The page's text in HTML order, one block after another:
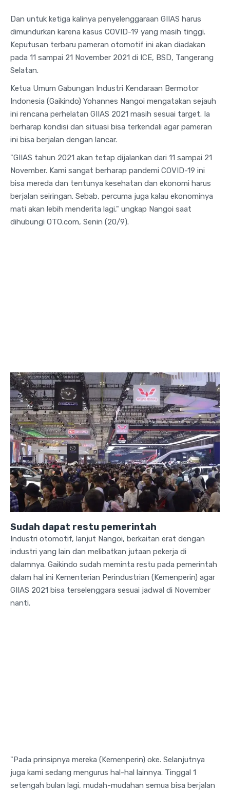
Dan untuk ketiga kalinya penyelenggaraan GIIAS harus
dimundurkan karena kasus COVID-19 yang masih tinggi.
Keputusan terbaru pameran otomotif ini akan diadakan
pada 11 sampai 21 November 2021 di ICE, BSD, Tangerang
Selatan.
Ketua Umum Gabungan Industri Kendaraan Bermotor
Indonesia (Gaikindo) Yohannes Nangoi mengatakan sejauh
ini rencana perhelatan GIIAS 2021 masih sesuai target. Ia
berharap kondisi dan situasi bisa terkendali agar pameran
ini bisa berjalan dengan lancar.
"GIIAS tahun 2021 akan tetap dijalankan dari 11 sampai 21
November. Kami sangat berharap pandemi COVID-19 ini
bisa mereda dan tentunya kesehatan dan ekonomi harus
berjalan seiringan. Sebab, percuma juga kalau ekonominya
mati akan lebih menderita lagi," ungkap Nangoi saat
dihubungi OTO.com, Senin (20/9).
Sudah dapat restu pemerintah
Industri otomotif, lanjut Nangoi, berkaitan erat dengan
industri yang lain dan melibatkan jutaan pekerja di
dalamnya. Gaikindo sudah meminta restu pada pemerintah
dalam hal ini Kementerian Perindustrian (Kemenperin) agar
GIIAS 2021 bisa terselenggara sesuai jadwal di November
nanti.
"Pada prinsipnya mereka (Kemenperin) oke. Selanjutnya
juga kami sedang mengurus hal-hal lainnya. Tinggal 1
setengah bulan lagi, mudah-mudahan semua bisa berjalan